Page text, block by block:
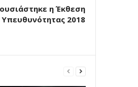
η Έκθεση
Υπευθυνότητας 2018